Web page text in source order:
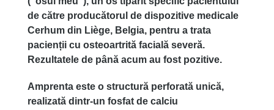
de către producătorul de dispozitive medicale
Cerhum din Liège, Belgia, pentru a trata
pacienții cu osteoartrită facială severă.
Rezultatele de până acum au fost pozitive.
Amprenta este o structură perforată unică,
realizată dintr-un fosfat de calciu